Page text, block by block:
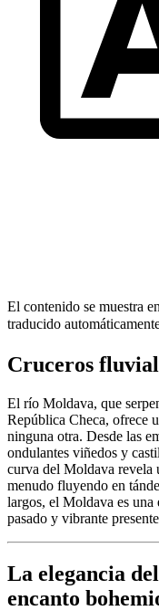
El contenido se muestra
traducido
Cruceros
El río Moldava, que
República Checa, ofrece
ninguna otra. Desde las
ondulantes viñedos y
curva del Moldava revela
menudo fluyendo en
largos, el Moldava es una
pasado y vibrante
La elegancia
encanto